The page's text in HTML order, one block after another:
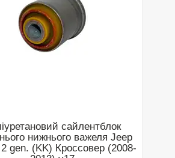
сайлентблок
нижнього важеля Jeep
gen. (KK) Кроссовер (2008-